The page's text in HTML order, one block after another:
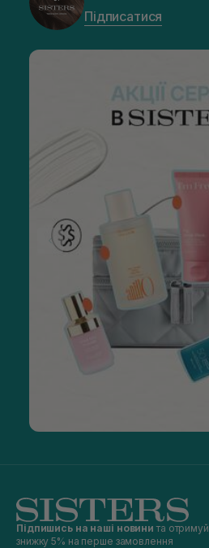
Підписатися
Підпишись на наші новини та отримуй
знижку 5% на перше замовлення